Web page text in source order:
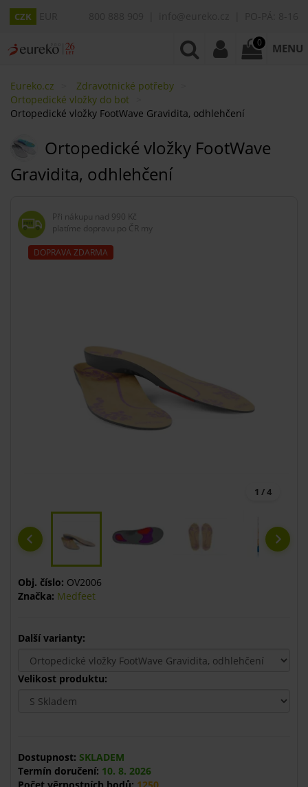
CZK
0 MENU
Eureko.cz
Zdravotnické potřeby
Ortopedické vložky do bot
Ortopedické vložky FootWave Gravidita, odhlehčení
Ortopedické vložky FootWave
Gravidita, odhlehčení
Při nákupu nad 990 Kč
platíme dopravu po ČR my
DOPRAVA ZDARMA
1 / 4
Obj. číslo: OV2006
Značka: Medfeet
Další varianty:
Velikost produktu:
Dostupnost: SKLADEM
Termín doručení: 10. 8. 2026
Počet věrnostních bodů: 1250